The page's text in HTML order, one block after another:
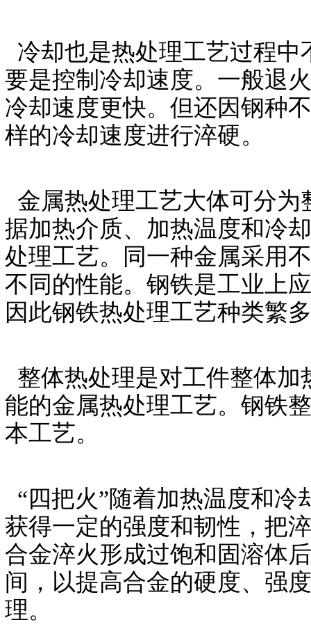
冷却也是热处理工艺过程
要是控制冷却速度。一般退
冷却速度更快。但还因钢种
样的冷却速度进行淬硬。
金属热处理工艺大体可分
据加热介质、加热温度和冷
处理工艺。同一种金属采用
不同的性能。钢铁是工业上
因此钢铁热处理工艺种类繁
整体热处理是对工件整体
能的金属热处理工艺。钢铁
本工艺。
“四把火”随着加热温度和
获得一定的强度和韧性，把
合金淬火形成过饱和固溶体
间，以提高合金的硬度、强
理。